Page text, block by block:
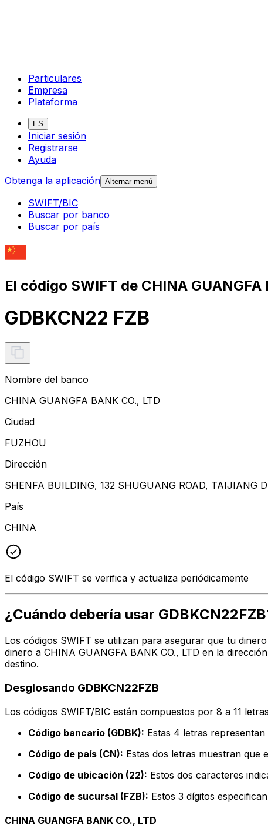
Particulares
Empresa
Plataforma
ES
Iniciar sesión
Registrarse
Ayuda
Obtenga la aplicación Alternar menú
SWIFT/BIC
Buscar por banco
Buscar por país
El código SWIFT de CHINA GUANGFA
GDBKCN22 FZB
Nombre del banco
CHINA GUANGFA BANK CO., LTD
Ciudad
FUZHOU
Dirección
SHENFA BUILDING, 132 SHUGUANG ROAD, TAIJIANG
País
CHINA
El código SWIFT se verifica y actualiza periódicamente
¿Cuándo debería usar
Los códigos SWIFT se utilizan para asegurar que tu
dinero a CHINA GUANGFA BANK CO., LTD en la
destino.
Desglosando GDBKCN22FZB
Los códigos SWIFT/BIC están compuestos por 8 a 11
Código bancario (GDBK): Estas 4 letras representan
Código de país (CN): Estas dos letras muestran que
Código de ubicación (22): Estos dos caracteres
Código de sucursal (FZB): Estos 3 dígitos
CHINA GUANGFA BANK CO., LTD